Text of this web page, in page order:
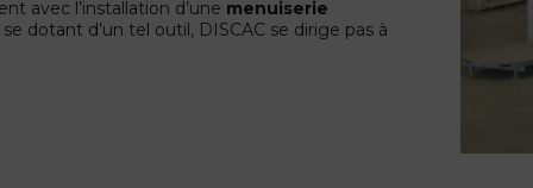
avec l’installation d’une menuiserie
dotant d’un tel outil, DISCAC se dirige pas à